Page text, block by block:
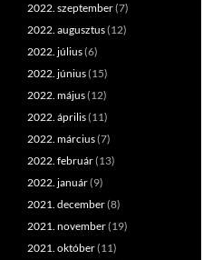
2022. szeptember(7)
2022. augusztus(12)
2022. július(6)
2022. június(15)
2022. május(12)
2022. április(11)
2022. március(7)
2022. február(13)
2022. január(9)
2021. december(8)
2021. november(19)
2021. október(11)